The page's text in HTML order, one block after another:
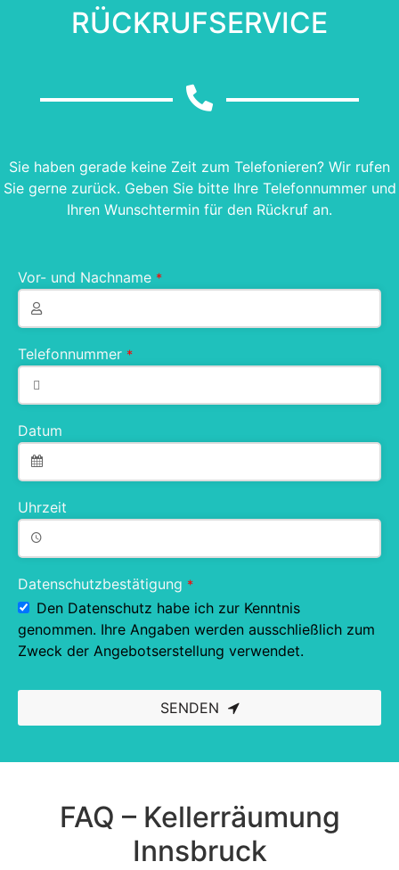
RÜCKRUFSERVICE
Sie haben gerade keine Zeit zum Telefonieren? Wir rufen
Sie gerne zurück. Geben Sie bitte Ihre Telefonnummer und
Ihren Wunschtermin für den Rückruf an.
Vor- und Nachname *
Telefonnummer *
Datum
Uhrzeit
Datenschutzbestätigung *
Den Datenschutz habe ich zur Kenntnis
genommen. Ihre Angaben werden ausschließlich zum
Zweck der Angebotserstellung verwendet.
SENDEN
should
FAQ – Kellerräumung
Innsbruck